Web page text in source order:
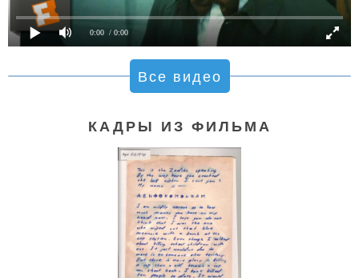
0:00 / 0:00
Все видео
КАДРЫ ИЗ ФИЛЬМА